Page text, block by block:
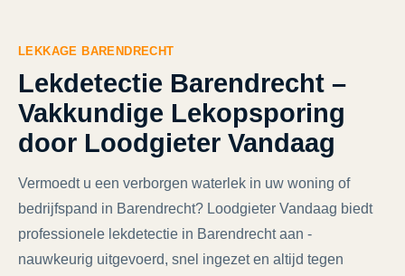
LEKKAGE BARENDRECHT
Lekdetectie Barendrecht –
Vakkundige Lekopsporing
door Loodgieter Vandaag
Vermoedt u een verborgen waterlek in uw woning of
bedrijfspand in Barendrecht? Loodgieter Vandaag biedt
professionele lekdetectie in Barendrecht aan -
nauwkeurig uitgevoerd, snel ingezet en altijd tegen